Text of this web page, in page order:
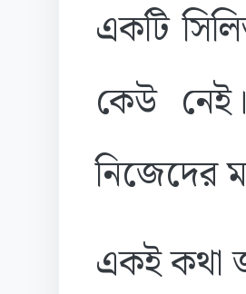
একটি
কেউ
নিজেদের
একই কথা